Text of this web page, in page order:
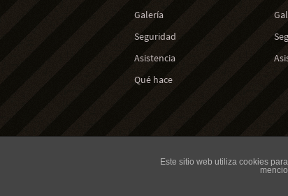
Este sitio web utiliza cookies
Galería
Seguridad
Asistencia
Qué hace